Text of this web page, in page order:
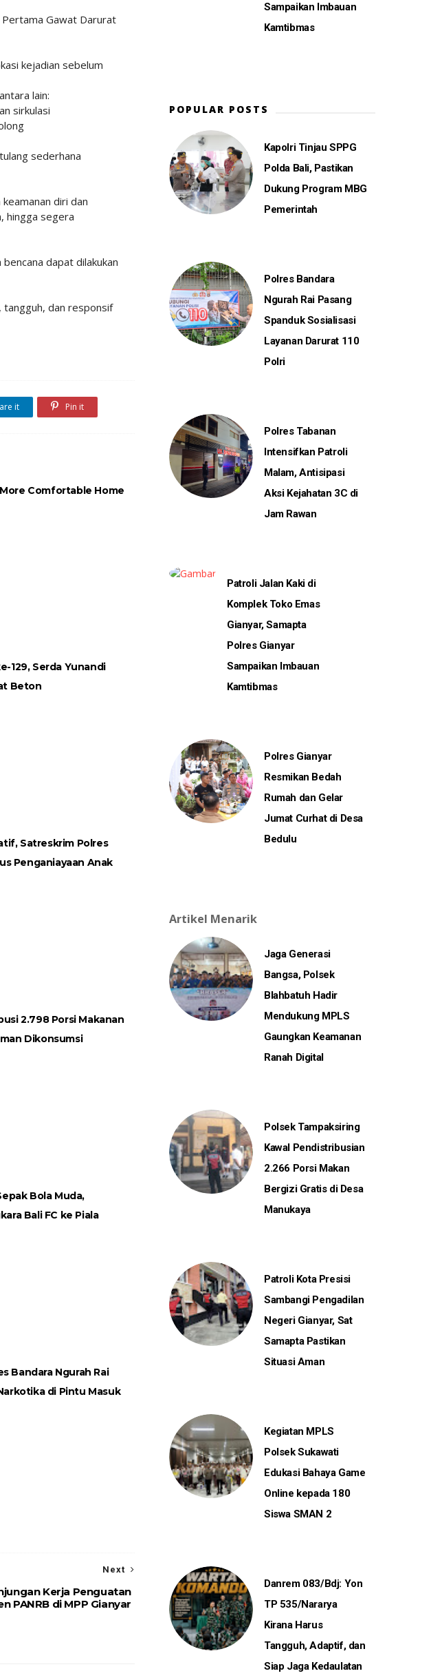
Pertama Gawat Darurat
kejadian sebelum
lain:
sirkulasi
sederhana
diri dan
hingga segera
dapat dilakukan
tangguh, dan responsif
it Pin it
Comfortable Home
129, Serda Yunandi
Beton
Satreskrim Polres
Penganiayaan Anak
2.798 Porsi Makanan
Dikonsumsi
Bola Muda,
Bali FC ke Piala
Bandara Ngurah Rai
di Pintu Masuk
Next
Kerja Penguatan
PANRB di MPP Gianyar
Sampaikan Imbauan
Kamtibmas
POPULAR POSTS
Kapolri Tinjau SPPG
Polda Bali, Pastikan
Dukung Program MBG
Pemerintah
Polres Bandara
Ngurah Rai Pasang
Spanduk Sosialisasi
Layanan Darurat 110
Polri
Polres Tabanan
Intensifkan Patroli
Malam, Antisipasi
Aksi Kejahatan 3C di
Jam Rawan
Patroli Jalan Kaki di
Komplek Toko Emas
Gianyar, Samapta
Polres Gianyar
Sampaikan Imbauan
Kamtibmas
Polres Gianyar
Resmikan Bedah
Rumah dan Gelar
Jumat Curhat di Desa
Bedulu
Artikel Menarik
Jaga Generasi
Bangsa, Polsek
Blahbatuh Hadir
Mendukung MPLS
Gaungkan Keamanan
Ranah Digital
Polsek Tampaksiring
Kawal Pendistribusian
2.266 Porsi Makan
Bergizi Gratis di Desa
Manukaya
Patroli Kota Presisi
Sambangi Pengadilan
Negeri Gianyar, Sat
Samapta Pastikan
Situasi Aman
Kegiatan MPLS
Polsek Sukawati
Edukasi Bahaya Game
Online kepada 180
Siswa SMAN 2
Danrem 083/Bdj: Yon
TP 535/Nararya
Kirana Harus
Tangguh, Adaptif, dan
Siap Jaga Kedaulatan